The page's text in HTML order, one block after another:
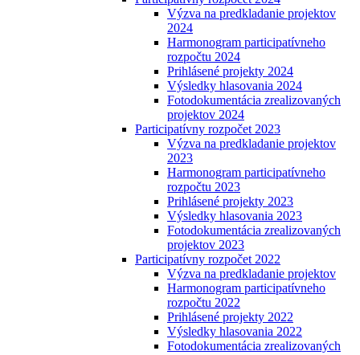
Výzva na predkladanie projektov
2024
Harmonogram participatívneho
rozpočtu 2024
Prihlásené projekty 2024
Výsledky hlasovania 2024
Fotodokumentácia zrealizovaných
projektov 2024
Participatívny rozpočet 2023
Výzva na predkladanie projektov
2023
Harmonogram participatívneho
rozpočtu 2023
Prihlásené projekty 2023
Výsledky hlasovania 2023
Fotodokumentácia zrealizovaných
projektov 2023
Participatívny rozpočet 2022
Výzva na predkladanie projektov
Harmonogram participatívneho
rozpočtu 2022
Prihlásené projekty 2022
Výsledky hlasovania 2022
Fotodokumentácia zrealizovaných